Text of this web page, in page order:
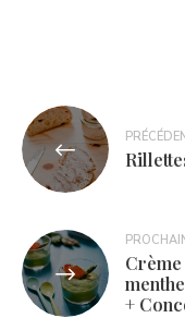
Navigation
de
l’article
+